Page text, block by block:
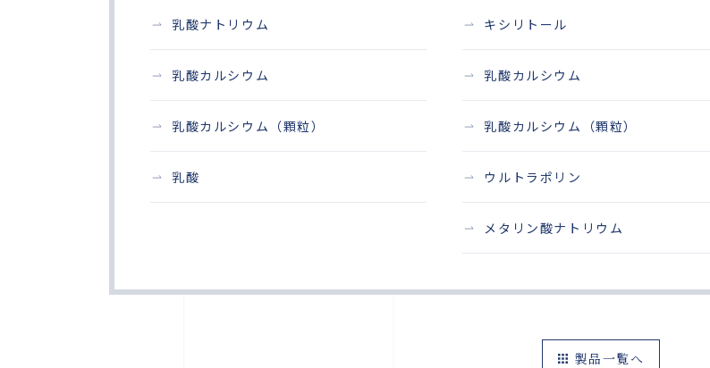
乳酸ナトリウム
乳酸カルシウム
乳酸カルシウム（顆粒）
乳酸
キシリトール
乳酸カルシウム
乳酸カルシウム（顆粒）
ウルトラポリン
メタリン酸ナトリウム
製品一覧へ